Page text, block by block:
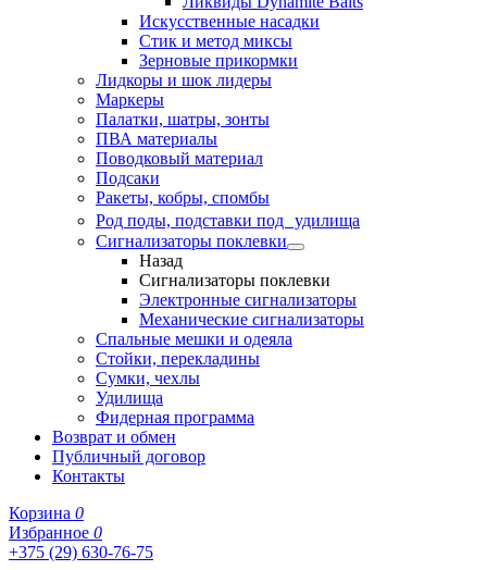
Искусственные насадки
Стик и метод миксы
Зерновые прикормки
Лидкоры и шок лидеры
Маркеры
Палатки, шатры, зонты
ПВА материалы
Поводковый материал
Подсаки
Ракеты, кобры, спомбы
Род поды, подставки под удилища
Сигнализаторы поклевки
Назад
Сигнализаторы поклевки
Электронные сигнализаторы
Механические сигнализаторы
Спальные мешки и одеяла
Стойки, перекладины
Сумки, чехлы
Удилища
Фидерная программа
Возврат и обмен
Публичный договор
Контакты
Корзина 0
Избранное 0
+375 (29) 630-76-75